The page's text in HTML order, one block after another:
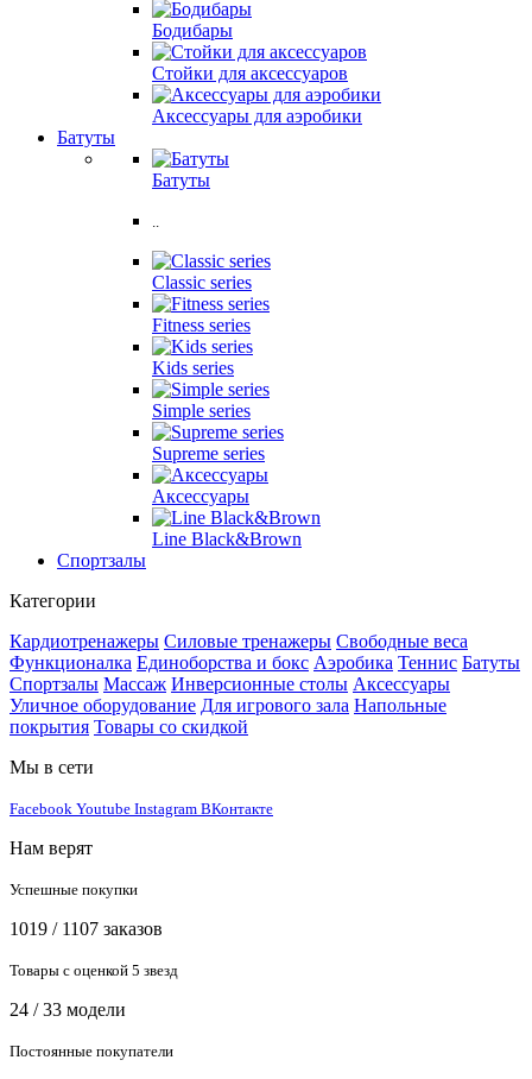
Бодибары
Стойки для аксессуаров
Аксессуары для аэробики
Батуты
Батуты
..
Classic series
Fitness series
Kids series
Simple series
Supreme series
Аксессуары
Line Black&Brown
Спортзалы
Категории
Кардиотренажеры Силовые тренажеры Свободные веса
Функционалка Единоборства и бокс Аэробика Теннис Батуты
Спортзалы Массаж Инверсионные столы Аксессуары
Уличное оборудование Для игрового зала Напольные
покрытия Товары со скидкой
Мы в сети
Facebook Youtube Instagram ВКонтакте
Нам верят
Успешные покупки
1019 / 1107 заказов
Товары с оценкой 5 звезд
24 / 33 модели
Постоянные покупатели